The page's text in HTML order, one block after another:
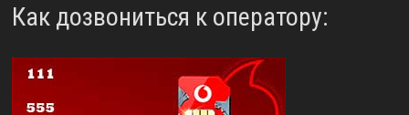
Как дозвониться к оператору: